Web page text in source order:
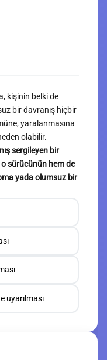
kişinin belki de
bir davranış hiçbir
yaralanmasına
olabilir.
sergileyen bir
sürücünün hem de
yada olumsuz bir
uyarılması